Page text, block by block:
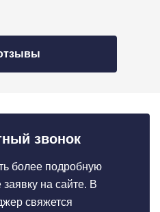
звонок
более подробную
на сайте. В
свяжется